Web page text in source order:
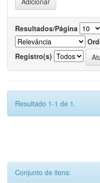
Resultados/Página
Registro(s)
Resultado 1-1 de 1.
Conjunto de itens: